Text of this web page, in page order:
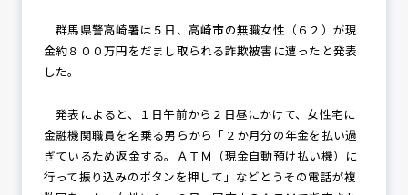
防犯セミナー
防犯対策情報
群馬県警高崎署は５日、高崎市の無職女性（６２）が現
金約８００万円をだまし取られる詐欺被害に遭ったと発表
した。
発表によると、１日午前から２日昼にかけて、女性宅に
金融機関職員を名乗る男らから「２か月分の年金を払い過
ぎているため返金する。ＡＴＭ（現金自動預け払い機）に
行って振り込みのボタンを押して」などとうその電話が複